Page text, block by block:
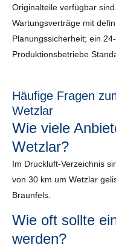
Originalteile verfügbar sind.
Wartungsverträge mit
Planungssicherheit; ein
Produktionsbetriebe
Häufige Fragen
Wetzlar
Wie viele
Wetzlar?
Im Druckluft-Verzeichnis
von 30 km um Wetzlar
Braunfels.
Wie oft sollte
werden?